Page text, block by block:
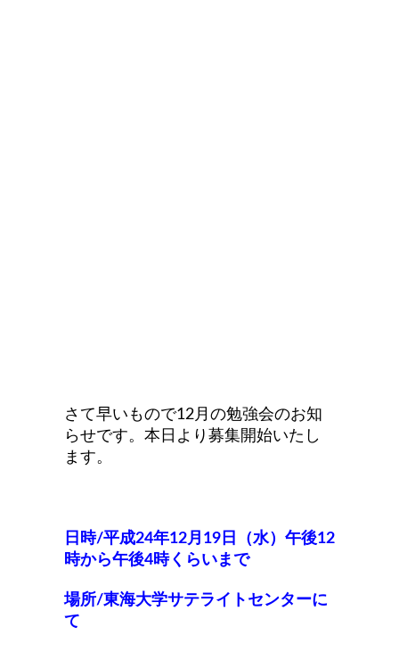
さて早いもので12 月の勉強会のお知
らせです。本日より募集開始いたし
ます。
日時/平成24年12月 19 日（水） 午後12
時から午後4時くらいま で
場所/東海大学サテライトセンターに
て